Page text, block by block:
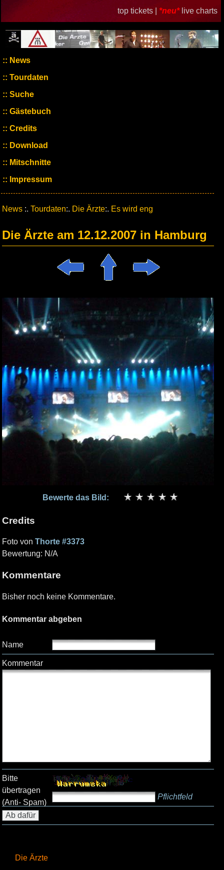
top tickets | *neu* live charts
News
Tourdaten
Suche
Gästebuch
Credits
Download
Mitschnitte
Impressum
Die Ärzte
News :. Tourdaten:. Die Ärzte:. Es wird eng
Die Ärzte am 12.12.2007 in Hamburg
Bewerte das Bild:
Credits
Foto von Thorte #3373
Bewertung: N/A
Kommentare
Bisher noch keine Kommentare.
Kommentar abgeben
Name
Kommentar
Bitte
übertragen
(Anti- Spam)
Pflichtfeld